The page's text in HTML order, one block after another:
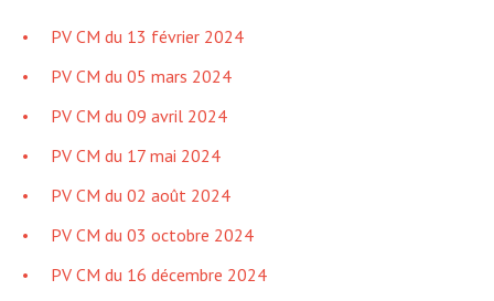
PV CM du 13 février 2024
PV CM du 05 mars 2024
PV CM du 09 avril 2024
PV CM du 17 mai 2024
PV CM du 02 août 2024
PV CM du 03 octobre 2024
PV CM du 16 décembre 2024